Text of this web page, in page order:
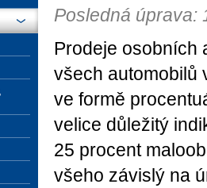
Posledná úprava:
Prodeje osobních
všech automobilů
ve formě
velice důležitý
25 procent
všeho závislý na